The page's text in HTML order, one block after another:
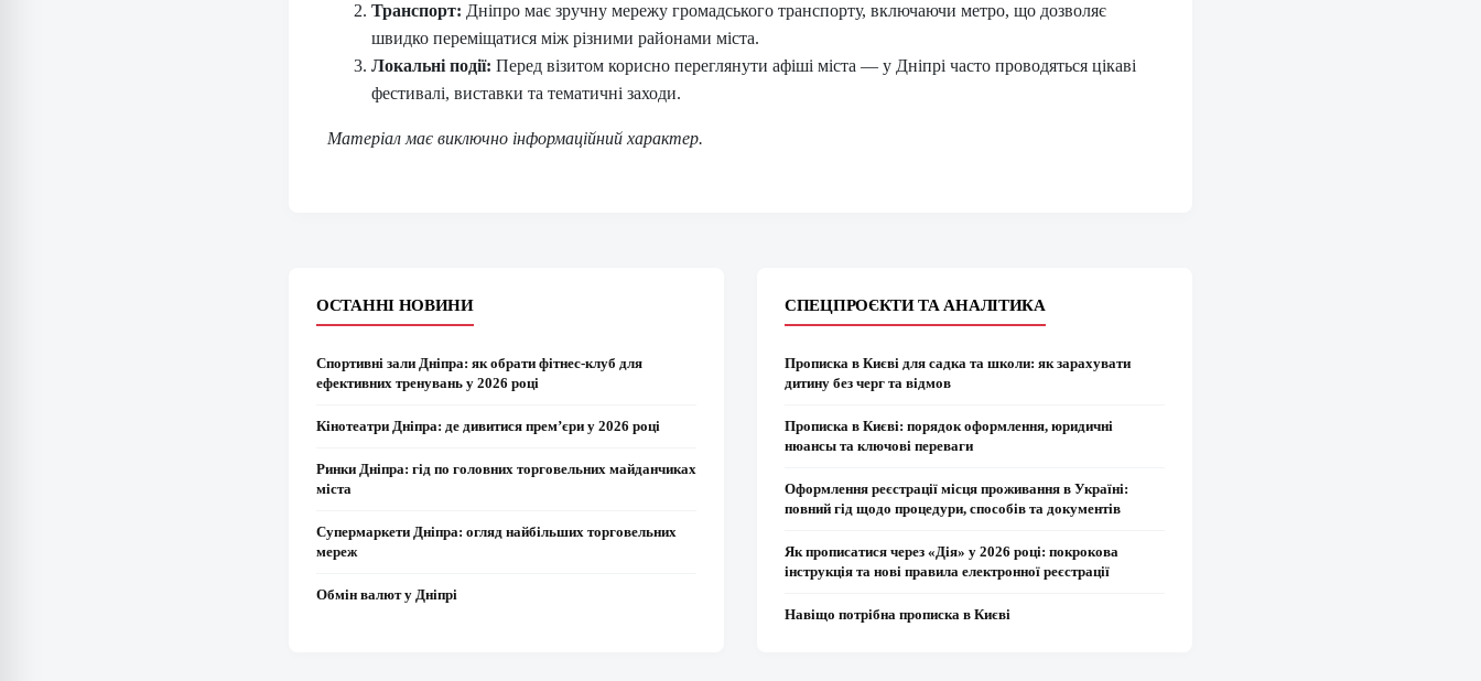
Транспорт: Дніпро має зручну мережу громадського транспорту, включаючи метро, що дозволяє
швидко переміщатися між різними районами міста.
Локальні події: Перед візитом корисно переглянути афіші міста — у Дніпрі часто проводяться цікаві
фестивалі, виставки та тематичні заходи.
Матеріал має виключно інформаційний характер.
ОСТАННІ НОВИНИ
Спортивні зали Дніпра: як обрати фітнес-клуб для
ефективних тренувань у 2026 році
Кінотеатри Дніпра: де дивитися прем’єри у 2026 році
Ринки Дніпра: гід по головних торговельних майданчиках
міста
Супермаркети Дніпра: огляд найбільших торговельних
мереж
Обмін валют у Дніпрі
СПЕЦПРОЄКТИ ТА АНАЛІТИКА
Прописка в Києві для садка та школи: як зарахувати
дитину без черг та відмов
Прописка в Києві: порядок оформлення, юридичні
нюансы та ключові переваги
Оформлення реєстрації місця проживання в Україні:
повний гід щодо процедури, способів та документів
Як прописатися через «Дія» у 2026 році: покрокова
інструкція та нові правила електронної реєстрації
Навіщо потрібна прописка в Києві